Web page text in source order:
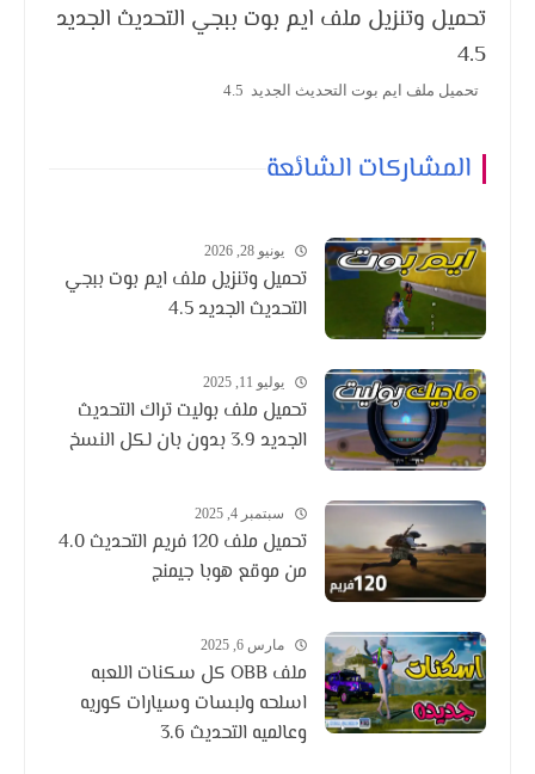
تحميل وتنزيل ملف ايم بوت ببجي التحديث الجديد
4.5
تحميل ملف ايم بوت التحديث الجديد 4.5
المشاركات الشائعة
يونيو 28, 2026
تحميل وتنزيل ملف ايم بوت ببجي
التحديث الجديد 4.5
يوليو 11, 2025
تحميل ملف بوليت تراك التحديث
الجديد 3.9 بدون بان لكل النسخ
سبتمبر 4, 2025
تحميل ملف 120 فريم التحديث 4.0
من موقع هوبا جيمنج
مارس 6, 2025
ملف OBB كل سكنات اللعبه
اسلحه ولبسات وسيارات كوريه
وعالميه التحديث 3.6